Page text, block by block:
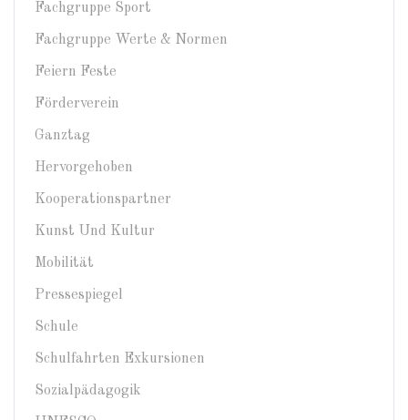
Fachgruppe Sport
Fachgruppe Werte & Normen
Feiern Feste
Förderverein
Ganztag
Hervorgehoben
Kooperationspartner
Kunst Und Kultur
Mobilität
Pressespiegel
Schule
Schulfahrten Exkursionen
Sozialpädagogik